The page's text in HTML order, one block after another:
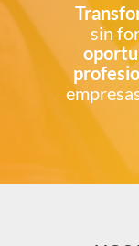
sin